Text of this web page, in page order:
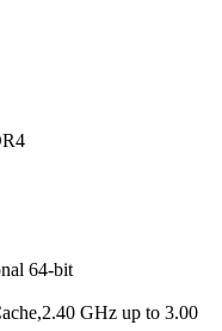
64-bit
GHz up to 3.00